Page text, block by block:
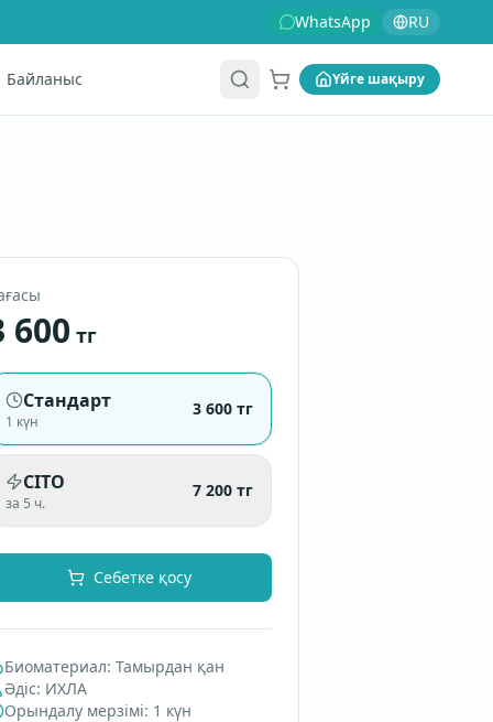
WhatsApp RU
Байланыс
Себет
Үйге шақыру
600 тг
Стандарт
1 күн
3 600 тг
CITO
за 5 ч.
7 200 тг
Себетке қосу
Биоматериал: Тамырдан қан
Әдіс: ИХЛА
Орындалу мерзімі: 1 күн